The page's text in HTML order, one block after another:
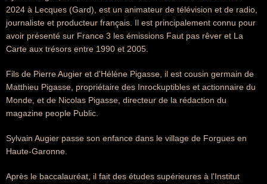
2024 à Lecques (Gard), est un animateur de télévision et de radio,
journaliste et producteur français. Il est principalement connu pour
avoir présenté sur France 3 les émissions Faut pas rêver et La
Carte aux trésors entre 1990 et 2005.
Fils de Pierre Augier et d'Hélène Pigasse, il est cousin germain de
Matthieu Pigasse, propriétaire des Inrockuptibles et actionnaire du
Monde, et de Nicolas Pigasse, directeur de la rédaction du
magazine people Public.
Sylvain Augier passe son enfance dans le village de Forgues en
Haute-Garonne.
Après le baccalauréat, il fait des études supérieures à l'Institut